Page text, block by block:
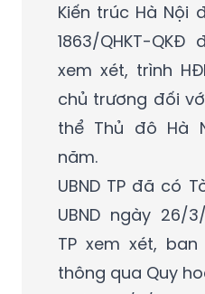
Ngày 23/3/
Kiến trúc Hà Nội
1863/QHKT-QKĐ
xem xét, trình
chủ trương đối
thể Thủ đô Hà
năm.
UBND TP đã có
UBND ngày 26/